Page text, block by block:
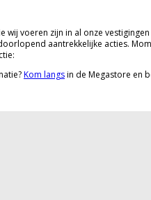
wij voeren zijn in al onze
aantrekkelijke acties.
Kom langsin de Megastore en